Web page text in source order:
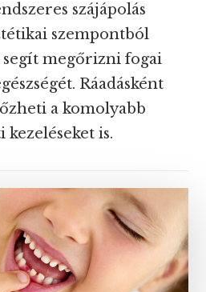
szájápolás
szempontból
megőrizni fogai
Ráadásként
a komolyabb
kezeléseket is.